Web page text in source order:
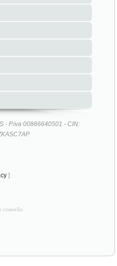
- P.iva 00866640501 - CIN:
]
cisanello